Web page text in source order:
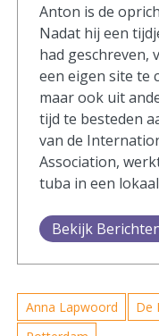
Anton is de
Nadat hij een
had geschreven,
een eigen site te
maar ook uit
tijd te besteden
van de
Association,
tuba in een
Bekijk
Anna Lapwoord De